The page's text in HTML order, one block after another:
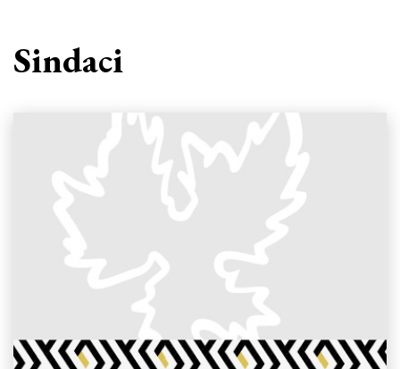
Sindaci